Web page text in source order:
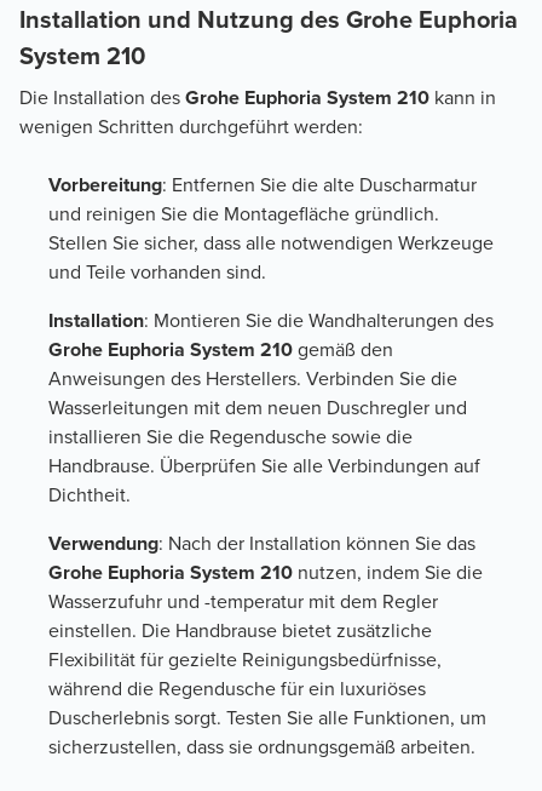
Installation und Nutzung des Grohe Euphoria
System 210
Die Installation desGrohe Euphoria System 210 kann in
wenigen Schritten durchgeführt werden:
Vorbereitung: Entfernen Sie die alte Duscharmatur
und reinigen Sie die Montagefläche gründlich.
Stellen Sie sicher, dass alle notwendigen Werkzeuge
und Teile vorhanden sind.
Installation: Montieren Sie die Wandhalterungen des
Grohe Euphoria System 210gemäß den
Anweisungen des Herstellers. Verbinden Sie die
Wasserleitungen mit dem neuen Duschregler und
installieren Sie die Regendusche sowie die
Handbrause. Überprüfen Sie alle Verbindungen auf
Dichtheit.
Verwendung: Nach der Installation können Sie das
Grohe Euphoria System 210 nutzen, indem Sie die
Wasserzufuhr und -temperatur mit dem Regler
einstellen. Die Handbrause bietet zusätzliche
Flexibilität für gezielte Reinigungsbedürfnisse,
während die Regendusche für ein luxuriöses
Duscherlebnis sorgt. Testen Sie alle Funktionen, um
sicherzustellen, dass sie ordnungsgemäß arbeiten.